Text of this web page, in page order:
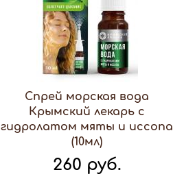
Спрей морская вода
Крымский лекарь с
гидролатом мяты и иссопа
(10мл)
260 руб.